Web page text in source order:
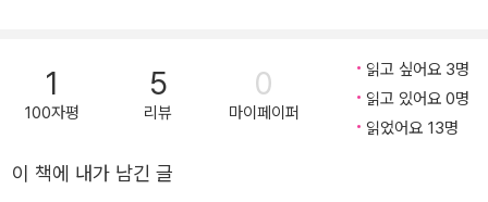
커커스리뷰 2017 최고의 그림책 ★ 허핑턴포스트 2017 최고의 그림
책 ★ 혼북팬페어 2017 최고의 그림책 칼데콧 메달 수상 작가 댄 샌
신하가 나섰지만, 험프티 덤프티를 원래대로 붙일 수는 없었네.” - 구
1
100자평
5
리뷰
0
마이페이퍼
읽고 싶어요 3명
읽고 있어요 0명
읽었어요 13명
이 책에 내가 남긴 글